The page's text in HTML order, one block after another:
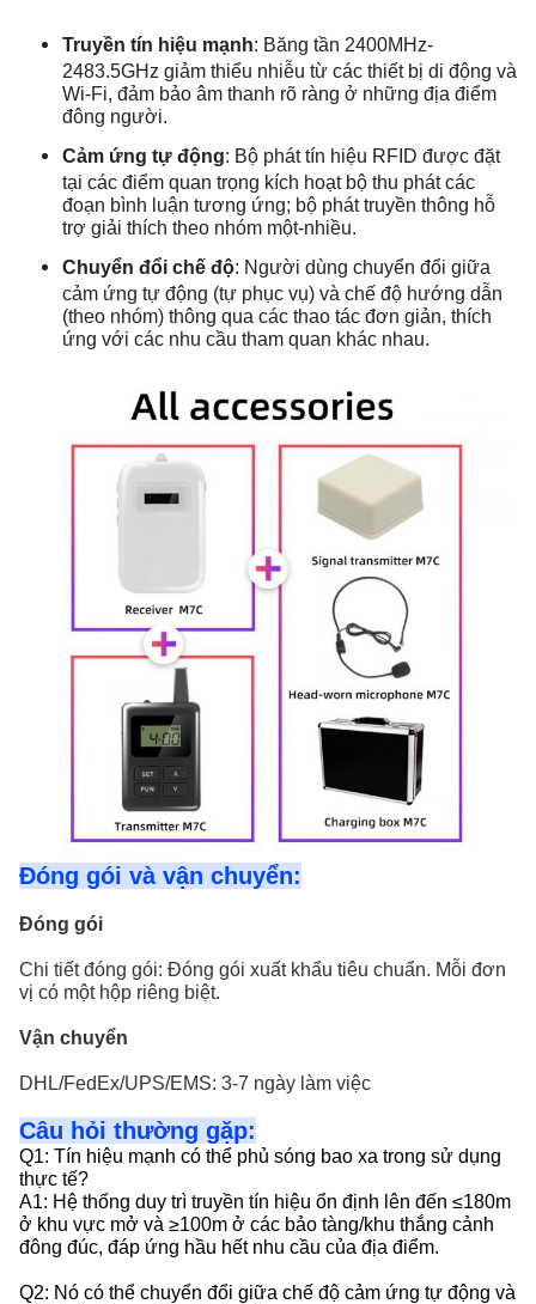
Truyền tín hiệu mạnh: Băng tần 2400MHz-
2483.5GHz giảm thiểu nhiễu từ các thiết bị di động và
Wi-Fi, đảm bảo âm thanh rõ ràng ở những địa điểm
đông người.
Cảm ứng tự động: Bộ phát tín hiệu RFID được đặt
tại các điểm quan trọng kích hoạt bộ thu phát các
đoạn bình luận tương ứng; bộ phát truyền thông hỗ
trợ giải thích theo nhóm một-nhiều.
Chuyển đổi chế độ: Người dùng chuyển đổi giữa
cảm ứng tự động (tự phục vụ) và chế độ hướng dẫn
(theo nhóm) thông qua các thao tác đơn giản, thích
ứng với các nhu cầu tham quan khác nhau.
Đóng gói và vận chuyển:
Đóng gói
Chi tiết đóng gói: Đóng gói xuất khẩu tiêu chuẩn. Mỗi đơn
vị có một hộp riêng biệt.
Vận chuyển
DHL/FedEx/UPS/EMS: 3-7 ngày làm việc
Câu hỏi thường gặp:
Q1: Tín hiệu mạnh có thể phủ sóng bao xa trong sử dụng
thực tế?
A1: Hệ thống duy trì truyền tín hiệu ổn định lên đến ≤180m
ở khu vực mở và ≥100m ở các bảo tàng/khu thắng cảnh
đông đúc, đáp ứng hầu hết nhu cầu của địa điểm.
Q2: Nó có thể chuyển đổi giữa chế độ cảm ứng tự động và